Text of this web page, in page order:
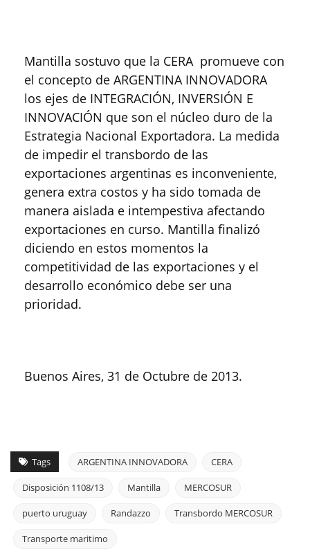
Mantilla sostuvo que la CERA promueve con
el concepto de ARGENTINA INNOVADORA
los ejes de INTEGRACIÓN, INVERSIÓN E
INNOVACIÓN que son el núcleo duro de la
Estrategia Nacional Exportadora. La medida
de impedir el transbordo de las
exportaciones argentinas es inconveniente,
genera extra costos y ha sido tomada de
manera aislada e intempestiva afectando
exportaciones en curso. Mantilla finalizó
diciendo en estos momentos la
competitividad de las exportaciones y el
desarrollo económico debe ser una
prioridad.
Buenos Aires, 31 de Octubre de 2013.
Tags ARGENTINA INNOVADORA CERA
Disposición 1108/13 Mantilla MERCOSUR
puerto uruguay Randazzo Transbordo MERCOSUR
Transporte maritimo